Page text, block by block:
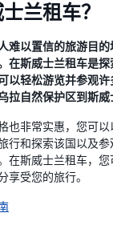
兰租车？
难以置信的旅游目
在斯威士兰租车是
以轻松游览并参观许
拉自然保护区到斯威
也非常实惠，您可
行和探索该国以及
在斯威士兰租车，
享受您的旅行。